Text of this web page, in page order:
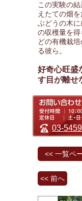
この実験の
えたての畑を
ぶどうの木
の収穫量を得
どの有機栽
る彼ら。
好奇心旺盛
す目が離せ
03-
<< 一覧ペ
<< 前へ